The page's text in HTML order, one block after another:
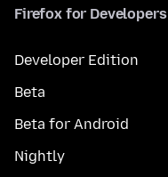
Firefox for Developers
Developer Edition
Beta
Beta for Android
Nightly